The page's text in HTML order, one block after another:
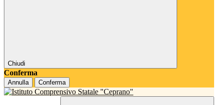
Chiudi
Conferma
Annulla Conferma